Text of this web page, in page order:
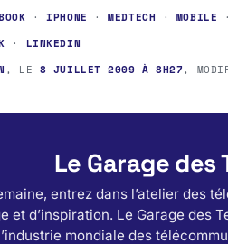
·IPHONE ·MEDTECH · MOBILE
· LINKEDIN
, LE 8 JUILLET 2009 À 8H27,
Le Garage des
entrez dans l’atelier des
et d’inspiration. Le Garage des
mondiale des